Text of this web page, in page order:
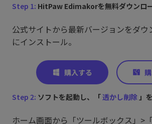
Step 1: HitPaw Edimakorを無料ダウンロ
公式サイトから最新バージョンをダウ
にインストール。
Step 2: ソフトを起動し、「透かし削除 」
ホーム画面から「ツールボックス」>